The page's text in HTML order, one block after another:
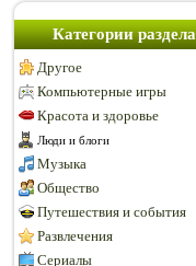
Категории раздела
Другое
Компьютерные игры
Красота и здоровье
Люди и блоги
Музыка
Общество
Путешествия и события
Развлечения
Сериалы